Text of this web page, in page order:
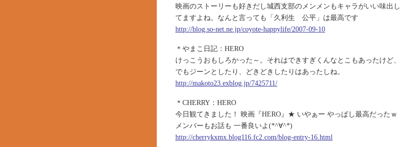
映画のストーリーも好きだし城西支部のメンメンもキャラがいい味出し
てますよね。なんと言っても「久利生 公平」は最高です
http://blog.so-net.ne.jp/coyote-happylife/2007-09-10
＊やまこ日記：HERO
けっこうおもしろかった～。それはできすぎくんなとこもあったけど、
でもジーンとしたり、どきどきしたりはあったしね。
http://makoto23.exblog.jp/7425711/
＊CHERRY：HERO
今日観てきました！ 映画『HERO』★ いやぁー やっぱし最高だったｗ
メンバーもお話も 一番良いよ(*^∀^*)
http://cherrykxmx.blog116.fc2.com/blog-entry-16.html